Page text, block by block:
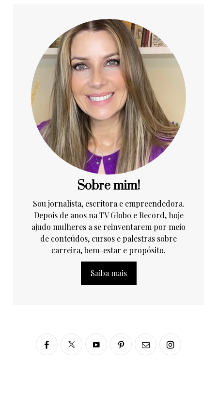
Sobre mim!
Sou jornalista, escritora e empreendedora.
Depois de anos na TV Globo e Record, hoje
ajudo mulheres a se reinventarem por meio
de conteúdos, cursos e palestras sobre
carreira, bem-estar e propósito.
Saiba mais